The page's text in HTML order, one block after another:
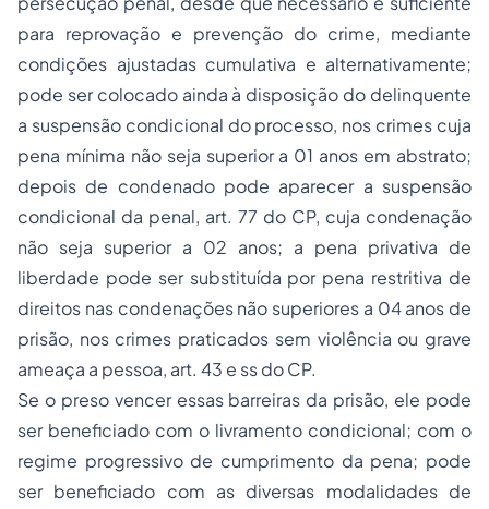
para reprovação e prevenção do crime, mediante
condições ajustadas cumulativa e alternativamente;
pode ser colocado ainda à disposição do delinquente
a suspensão condicional do processo, nos crimes cuja
pena mínima não seja superior a 01 anos em abstrato;
depois de condenado pode aparecer a suspensão
condicional da penal, art. 77 do CP, cuja condenação
não seja superior a 02 anos; a pena privativa de
liberdade pode ser substituída por pena restritiva de
direitos nas condenações não superiores a 04 anos de
prisão, nos crimes praticados sem violência ou grave
ameaça a pessoa, art. 43 e ss do CP.
Se o preso vencer essas barreiras da prisão, ele pode
ser beneficiado com o livramento condicional; com o
regime progressivo de cumprimento da pena; pode
ser beneficiado com as diversas modalidades de